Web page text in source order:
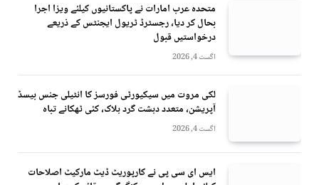
متحدہ عرب امارات نے پاکستانیوں کیلئے ویزا اجرا
بحال کر دیا، رجسٹرڈ ٹریول ایجنٹس کے ذریعے
درخواستیں قبول
اگست 4, 2026
لکی مروت میں سیکیورٹی فورسز کا انٹیلی جنس بیسڈ
آپریشن، متعدد دہشت گرد ہلاک، کئی ٹھکانے تباہ
اگست 4, 2026
ایس ای سی پی نے کارپوریٹ ڈیٹ مارکیٹ اصلاحات